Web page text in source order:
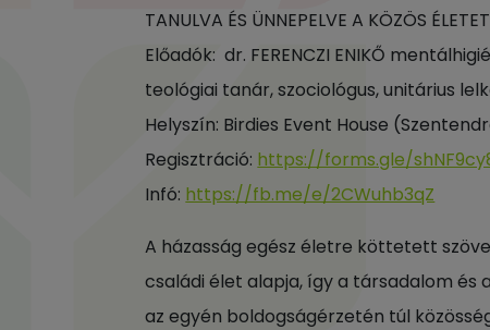
TANULVA ÉS ÜNNEPELVE A KÖZÖS ÉLETET
Előadók: dr. FERENCZI ENIKŐ
teológiai tanár, szociológus, unitárius
Helyszín: Birdies Event House
Regisztráció: https://forms.gle/
Infó: https://fb.me/e/2CWuhb3qZ
A házasság egész életre köttetett
családi élet alapja, így a társadalom és
az egyén boldogságérzetén túl